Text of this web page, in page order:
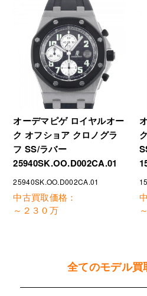
オーデマピゲ ロイヤルオー
ク オフショア クロノグラ
フ SS/ラバー
25940SK.OO.D002CA.01
25940SK.OO.D002CA.01
中古買取価格：
～２３０万
全てのモデル買